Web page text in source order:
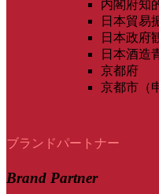
内閣府知
日本貿易
日本政府
日本酒造
京都府
京都市（
ブランドパートナー
Brand Partner